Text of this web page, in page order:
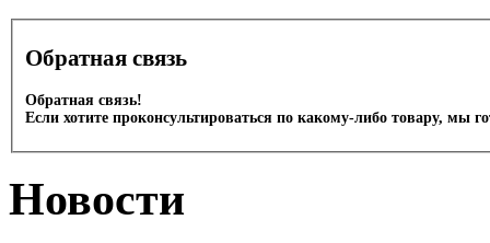
Обратная связь
Обратная связь!
Если хотите проконсультироваться по какому-либо товару, мы
Новости